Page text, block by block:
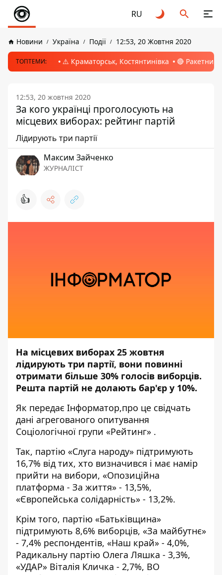
RU
Новини Україна Події 12:53, 20 Жовтня 2020
ТОПТЕМИ: ⚠️ Краматорськ, Костянтинівка 🔴 Ракетний
12:53, 20 жовтня 2020
За кого українці проголосують на
місцевих виборах: рейтинг партій
Лідирують три партії
Максим Зайченко
ЖУРНАЛІСТ
👍
На місцевих виборах 25 жовтня
лідирують три партії, вони повинні
отримати більше 30% голосів виборців.
Решта партій не долають бар'єр у 10%.
Як передає Інформатор,про це свідчать
дані агрегованого опитування
Соціологічної групи «Рейтинг» .
Так, партію «Слуга народу» підтримують
16,7% від тих, хто визначився і має намір
прийти на вибори, «Опозиційна
платформа - За життя» - 13,5%,
«Європейська солідарність» - 13,2%.
Крім того, партію «Батьківщина»
підтримують 8,6% виборців, «За майбутнє»
- 7,4% респондентів, «Наш край» - 4,0%,
Радикальну партію Олега Ляшка - 3,3%,
«УДАР» Віталія Кличка - 2,7%, ВО